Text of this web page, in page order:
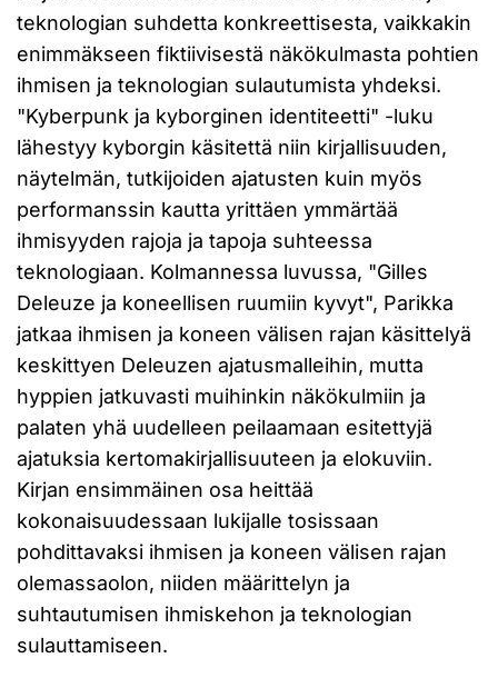
teknologian suhdetta konkreettisesta, vaikkakin
enimmäkseen fiktiivisestä näkökulmasta pohtien
ihmisen ja teknologian sulautumista yhdeksi.
"Kyberpunk ja kyborginen identiteetti" -luku
lähestyy kyborgin käsitettä niin kirjallisuuden,
näytelmän, tutkijoiden ajatusten kuin myös
performanssin kautta yrittäen ymmärtää
ihmisyyden rajoja ja tapoja suhteessa
teknologiaan. Kolmannessa luvussa, "Gilles
Deleuze ja koneellisen ruumiin kyvyt", Parikka
jatkaa ihmisen ja koneen välisen rajan käsittelyä
keskittyen Deleuzen ajatusmalleihin, mutta
hyppien jatkuvasti muihinkin näkökulmiin ja
palaten yhä uudelleen peilaamaan esitettyjä
ajatuksia kertomakirjallisuuteen ja elokuviin.
Kirjan ensimmäinen osa heittää
kokonaisuudessaan lukijalle tosissaan
pohdittavaksi ihmisen ja koneen välisen rajan
olemassaolon, niiden määrittelyn ja
suhtautumisen ihmiskehon ja teknologian
sulauttamiseen.